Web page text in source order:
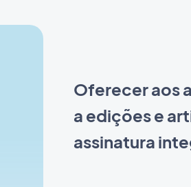
Oferecer aos
a edições e
assinatura